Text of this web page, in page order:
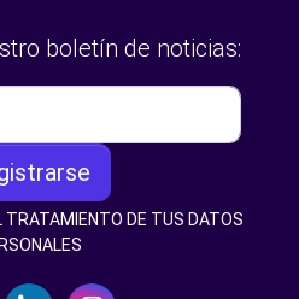
boletín de noticias:
TRATAMIENTO DE TUS DATOS